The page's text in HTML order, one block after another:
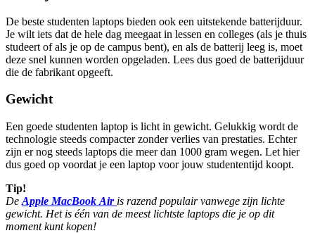
De beste studenten laptops bieden ook een uitstekende batterijduur.
Je wilt iets dat de hele dag meegaat in lessen en colleges (als je thuis
studeert of als je op de campus bent), en als de batterij leeg is, moet
deze snel kunnen worden opgeladen. Lees dus goed de batterijduur
die de fabrikant opgeeft.
Gewicht
Een goede studenten laptop is licht in gewicht. Gelukkig wordt de
technologie steeds compacter zonder verlies van prestaties. Echter
zijn er nog steeds laptops die meer dan 1000 gram wegen. Let hier
dus goed op voordat je een laptop voor jouw studententijd koopt.
Tip!
De Apple MacBook Air is razend populair vanwege zijn lichte
gewicht. Het is één van de meest lichtste laptops die je op dit
moment kunt kopen!